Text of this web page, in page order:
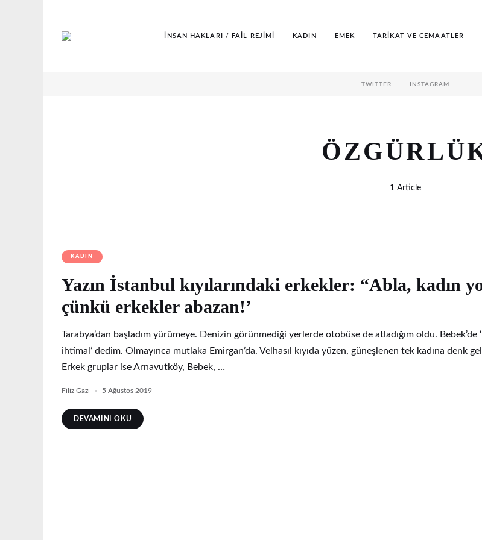
İNSAN HAKLARI / FAIL REJIMI KADIN EMEK TARIKAT VE CEMAATLER
TWITTER İNSTAGRAM
1 Article
KADIN
Yazın İstanbul kıyılarındaki erkekler: “Abla, kadın
çünkü erkekler abazan!’
Tarabya’dan başladım yürümeye. Denizin görünmediği yerlerde otobüse de atladığım oldu. Bebek’de
ihtimal’ dedim. Olmayınca mutlaka Emirgan’da. Velhasıl kıyıda yüzen, güneşlenen tek kadına denk
Erkek gruplar ise Arnavutköy, Bebek, …
Filiz Gazi 5 Ağustos 2019
DEVAMINI OKU